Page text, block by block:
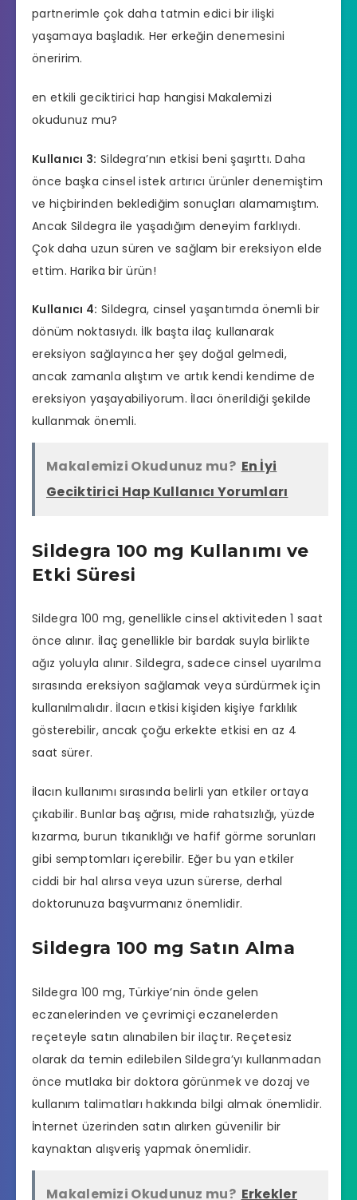
partnerimle çok daha tatmin edici bir ilişki
yaşamaya başladık. Her erkeğin denemesini
öneririm.
en etkili geciktirici hap hangisi Makalemizi
okudunuz mu?
Kullanıcı 3: Sildegra’nın etkisi beni şaşırttı. Daha
önce başka cinsel istek artırıcı ürünler denemiştim
ve hiçbirinden beklediğim sonuçları alamamıştım.
Ancak Sildegra ile yaşadığım deneyim farklıydı.
Çok daha uzun süren ve sağlam bir ereksiyon elde
ettim. Harika bir ürün!
Kullanıcı 4: Sildegra, cinsel yaşantımda önemli bir
dönüm noktasıydı. İlk başta ilaç kullanarak
ereksiyon sağlayınca her şey doğal gelmedi,
ancak zamanla alıştım ve artık kendi kendime de
ereksiyon yaşayabiliyorum. İlacı önerildiği şekilde
kullanmak önemli.
Makalemizi Okudunuz mu? En İyi
Geciktirici Hap Kullanıcı Yorumları
Sildegra 100 mg Kullanımı ve
Etki Süresi
Sildegra 100 mg, genellikle cinsel aktiviteden 1 saat
önce alınır. İlaç genellikle bir bardak suyla birlikte
ağız yoluyla alınır. Sildegra, sadece cinsel uyarılma
sırasında ereksiyon sağlamak veya sürdürmek için
kullanılmalıdır. İlacın etkisi kişiden kişiye farklılık
gösterebilir, ancak çoğu erkekte etkisi en az 4
saat sürer.
İlacın kullanımı sırasında belirli yan etkiler ortaya
çıkabilir. Bunlar baş ağrısı, mide rahatsızlığı, yüzde
kızarma, burun tıkanıklığı ve hafif görme sorunları
gibi semptomları içerebilir. Eğer bu yan etkiler
ciddi bir hal alırsa veya uzun sürerse, derhal
doktorunuza başvurmanız önemlidir.
Sildegra 100 mg Satın Alma
Sildegra 100 mg, Türkiye’nin önde gelen
eczanelerinden ve çevrimiçi eczanelerden
reçeteyle satın alınabilen bir ilaçtır. Reçetesiz
olarak da temin edilebilen Sildegra’yı kullanmadan
önce mutlaka bir doktora görünmek ve dozaj ve
kullanım talimatları hakkında bilgi almak önemlidir.
İnternet üzerinden satın alırken güvenilir bir
kaynaktan alışveriş yapmak önemlidir.
Makalemizi Okudunuz mu? Erkekler